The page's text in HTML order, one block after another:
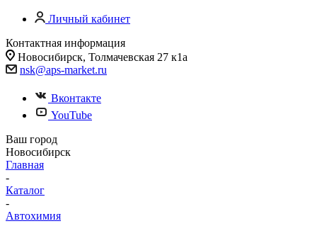
Личный кабинет
Контактная информация
Новосибирск, Толмачевская 27 к1а
nsk@aps-market.ru
Вконтакте
YouTube
Ваш город
Новосибирск
Главная
-
Каталог
-
Автохимия